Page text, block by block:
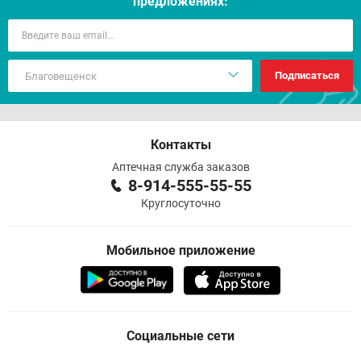
Подписаться
Контакты
Аптечная служба заказов
8-914-555-55-55
Круглосуточно
Мобильное приложение
Социальные сети